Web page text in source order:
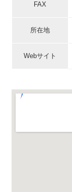
FAX
所在地
Webサイト